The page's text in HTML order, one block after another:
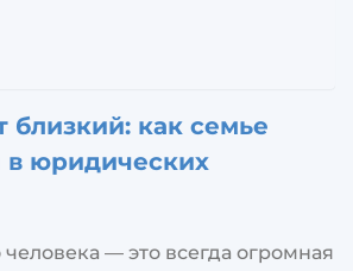
близкий: как семье
в юридических
— это всегда огромная